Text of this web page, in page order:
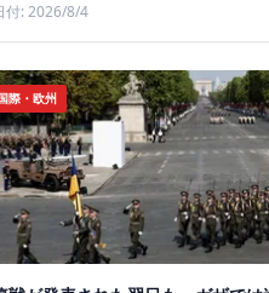
付: 2026/8/4
際・欧州